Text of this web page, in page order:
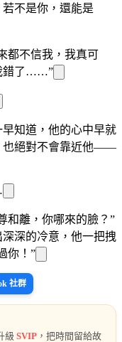
不是你，還能是
都不信我，我真可
錯了……”
早知道，他的心中早就
也絕對不會靠近他——
和離，你哪來的臉？”
深的冷意，他一把拽
你！”
社群
級 SVIP ，把時間留給故